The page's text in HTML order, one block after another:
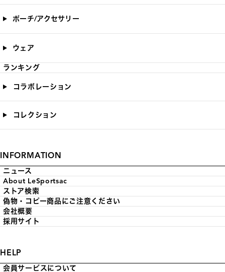
ポーチ/アクセサリー
ウェア
ランキング
コラボレーション
コレクション
INFORMATION
ニュース
About LeSportsac
ストア検索
偽物・コピー商品にご注意ください
会社概要
採用サイト
HELP
会員サービスについて